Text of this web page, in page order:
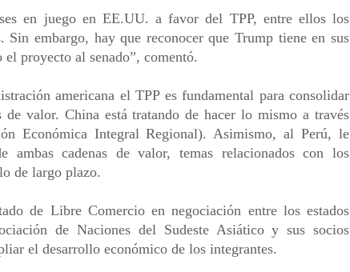
en juego en EE.UU. a favor del TPP, entre ellos los
Sin embargo, hay que reconocer que Trump tiene en sus
el proyecto al senado”, comentó.
americana el TPP es fundamental para consolidar
de valor. China está tratando de hacer lo mismo a través
Económica Integral Regional). Asimismo, al Perú, le
ambas cadenas de valor, temas relacionados con los
de largo plazo.
de Libre Comercio en negociación entre los estados
de Naciones del Sudeste Asiático y sus socios
el desarrollo económico de los integrantes.